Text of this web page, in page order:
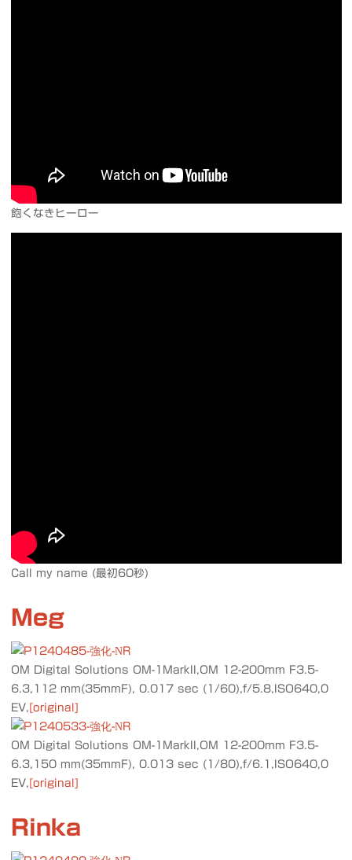
飽くなきヒーロー
Call my name (最初60秒)
Meg
OM Digital Solutions OM-1MarkII,OM 12-200mm F3.5-
6.3,112 mm(35mmF), 0.017 sec (1/60),f/5.8,ISO640,0
EV,[original]
OM Digital Solutions OM-1MarkII,OM 12-200mm F3.5-
6.3,150 mm(35mmF), 0.013 sec (1/80),f/6.1,ISO640,0
EV,[original]
Rinka